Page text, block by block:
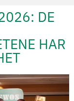
DE
HAR